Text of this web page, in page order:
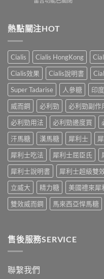
利
果
樣？
副
作
用
大
嗎？〉
壯
買？
從
來
不
是
性
福
終
點〉
中
西
副
作
用
全
解
析：
見
反
應、
生
率〉
中
士
（Cialis
利
士，
他
達
拉
非）
效
與
藥
持
續
完
整
指
南：
30
分
效、
最
小
熱點關注HOT
Cialis Cialis HongKong
Cialis效果
Cialis說明書
Super Tadarise
人參糖 印
威而鋼
必利勁 必利勁副作
必利勁用法
必利勁邊度買
汗馬糖
漢馬糖 犀利士
犀利士吃法
犀利士屈臣氏
犀利士說明書
犀利士超級雙
立威大
精力糖 美國禮來犀
雙效威而鋼
馬來西亞悍馬糖
售後服務SERVICE
聯繫我們